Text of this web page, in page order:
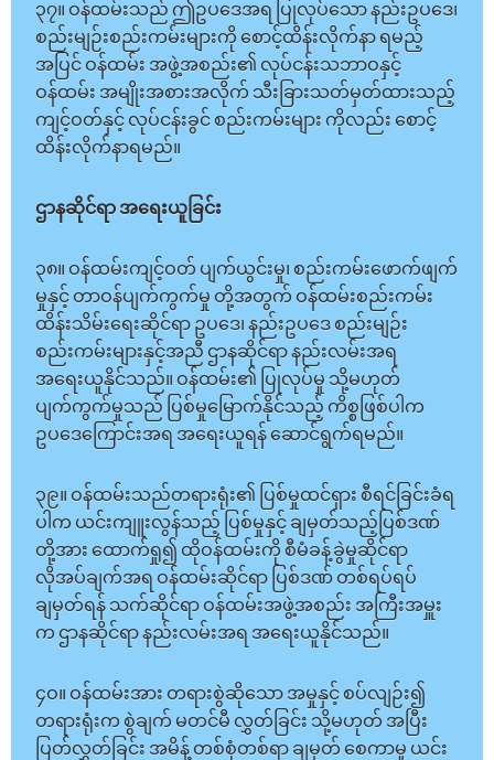
၃၇။ ဝန်ထမ်းသည် ဤဥပဒေအရ ပြုလုပ်သော နည်းဥပဒေ၊
စည်းမျဉ်းစည်းကမ်းများကို စောင့်ထိန်းလိုက်နာ ရမည့်
အပြင် ဝန်ထမ်း အဖွဲ့အစည်း၏ လုပ်ငန်းသဘာဝနှင့်
ဝန်ထမ်း အမျိုးအစားအလိုက် သီးခြားသတ်မှတ်ထားသည့်
ကျင့်ဝတ်နှင့် လုပ်ငန်းခွင် စည်းကမ်းများ ကိုလည်း စောင့်
ထိန်းလိုက်နာရမည်။
ဌာနဆိုင်ရာ အရေးယူခြင်း
၃၈။ ဝန်ထမ်းကျင့်ဝတ် ပျက်ယွင်းမှု၊ စည်းကမ်းဖောက်ဖျက်
မှုနှင့် တာဝန်ပျက်ကွက်မှု တို့အတွက် ဝန်ထမ်းစည်းကမ်း
ထိန်းသိမ်းရေးဆိုင်ရာ ဥပဒေ၊ နည်းဥပဒေ စည်းမျဉ်း
စည်းကမ်းများနှင့်အညီ ဌာနဆိုင်ရာ နည်းလမ်းအရ
အရေးယူနိုင်သည်။ ဝန်ထမ်း၏ ပြုလုပ်မှု သို့မဟုတ်
ပျက်ကွက်မှုသည် ပြစ်မှုမြောက်နိုင်သည့် ကိစ္စဖြစ်ပါက
ဥပဒေကြောင်းအရ အရေးယူရန် ဆောင်ရွက်ရမည်။
၃၉။ ဝန်ထမ်းသည်တရားရုံး၏ ပြစ်မှုထင်ရှား စီရင်ခြင်းခံရ
ပါက ယင်းကျူးလွန်သည့် ပြစ်မှုနှင့် ချမှတ်သည့်ပြစ်ဒဏ်
တို့အား ထောက်ရှု၍ ထိုဝန်ထမ်းကို စီမံခန့်ခွဲမှုဆိုင်ရာ
လိုအပ်ချက်အရ ဝန်ထမ်းဆိုင်ရာ ပြစ်ဒဏ် တစ်ရပ်ရပ်
ချမှတ်ရန် သက်ဆိုင်ရာ ဝန်ထမ်းအဖွဲ့အစည်း အကြီးအမှူး
က ဌာနဆိုင်ရာ နည်းလမ်းအရ အရေးယူနိုင်သည်။
၄ဝ။ ဝန်ထမ်းအား တရားစွဲဆိုသော အမှုနှင့် စပ်လျဉ်း၍
တရားရုံးက စွဲချက် မတင်မီ လွှတ်ခြင်း သို့မဟုတ် အပြီး
ပြတ်လွှတ်ခြင်း အမိန့် တစ်စုံတစ်ရာ ချမှတ် စေကာမူ ယင်း